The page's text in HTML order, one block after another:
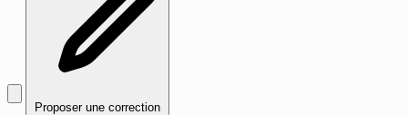
Proposer une correction